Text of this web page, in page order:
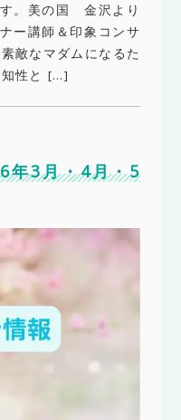
。美の国 金沢より
ー講師＆印象コンサ
敵なマダムになるた
知性と […]
年3月・4月・5